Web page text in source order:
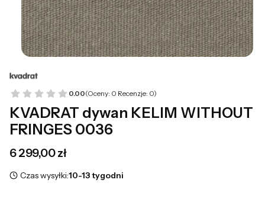
0.00(Oceny: 0 Recenzje: 0)
KVADRAT dywan KELIM WITHOUT
FRINGES 0036
Cena
6 299,00 zł
Czas wysyłki:10-13 tygodni